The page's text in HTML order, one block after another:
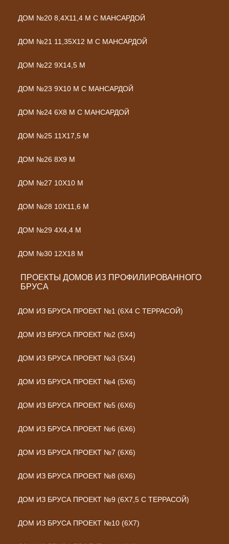
ДОМ №20 8,4Х11,4 М С МАНСАРДОЙ
ДОМ №21 11,35Х12 М С МАНСАРДОЙ
ДОМ №22 9Х14,5 М
ДОМ №23 9Х10 М С МАНСАРДОЙ
ДОМ №24 6Х8 М С МАНСАРДОЙ
ДОМ №25 11Х17,5 М
ДОМ №26 8Х9 М
ДОМ №27 10Х10 М
ДОМ №28 10Х11,6 М
ДОМ №29 4Х4,4 М
ДОМ №30 12Х18 М
ПРОЕКТЫ ДОМОВ ИЗ ПРОФИЛИРОВАННОГО
БРУСА
ДОМ ИЗ БРУСА ПРОЕКТ №1 (6Х4 С ТЕРРАСОЙ)
ДОМ ИЗ БРУСА ПРОЕКТ №2 (5Х4)
ДОМ ИЗ БРУСА ПРОЕКТ №3 (5Х4)
ДОМ ИЗ БРУСА ПРОЕКТ №4 (5Х6)
ДОМ ИЗ БРУСА ПРОЕКТ №5 (6Х6)
ДОМ ИЗ БРУСА ПРОЕКТ №6 (6Х6)
ДОМ ИЗ БРУСА ПРОЕКТ №7 (6Х6)
ДОМ ИЗ БРУСА ПРОЕКТ №8 (6Х6)
ДОМ ИЗ БРУСА ПРОЕКТ №9 (6Х7,5 С ТЕРРАСОЙ)
ДОМ ИЗ БРУСА ПРОЕКТ №10 (6Х7)